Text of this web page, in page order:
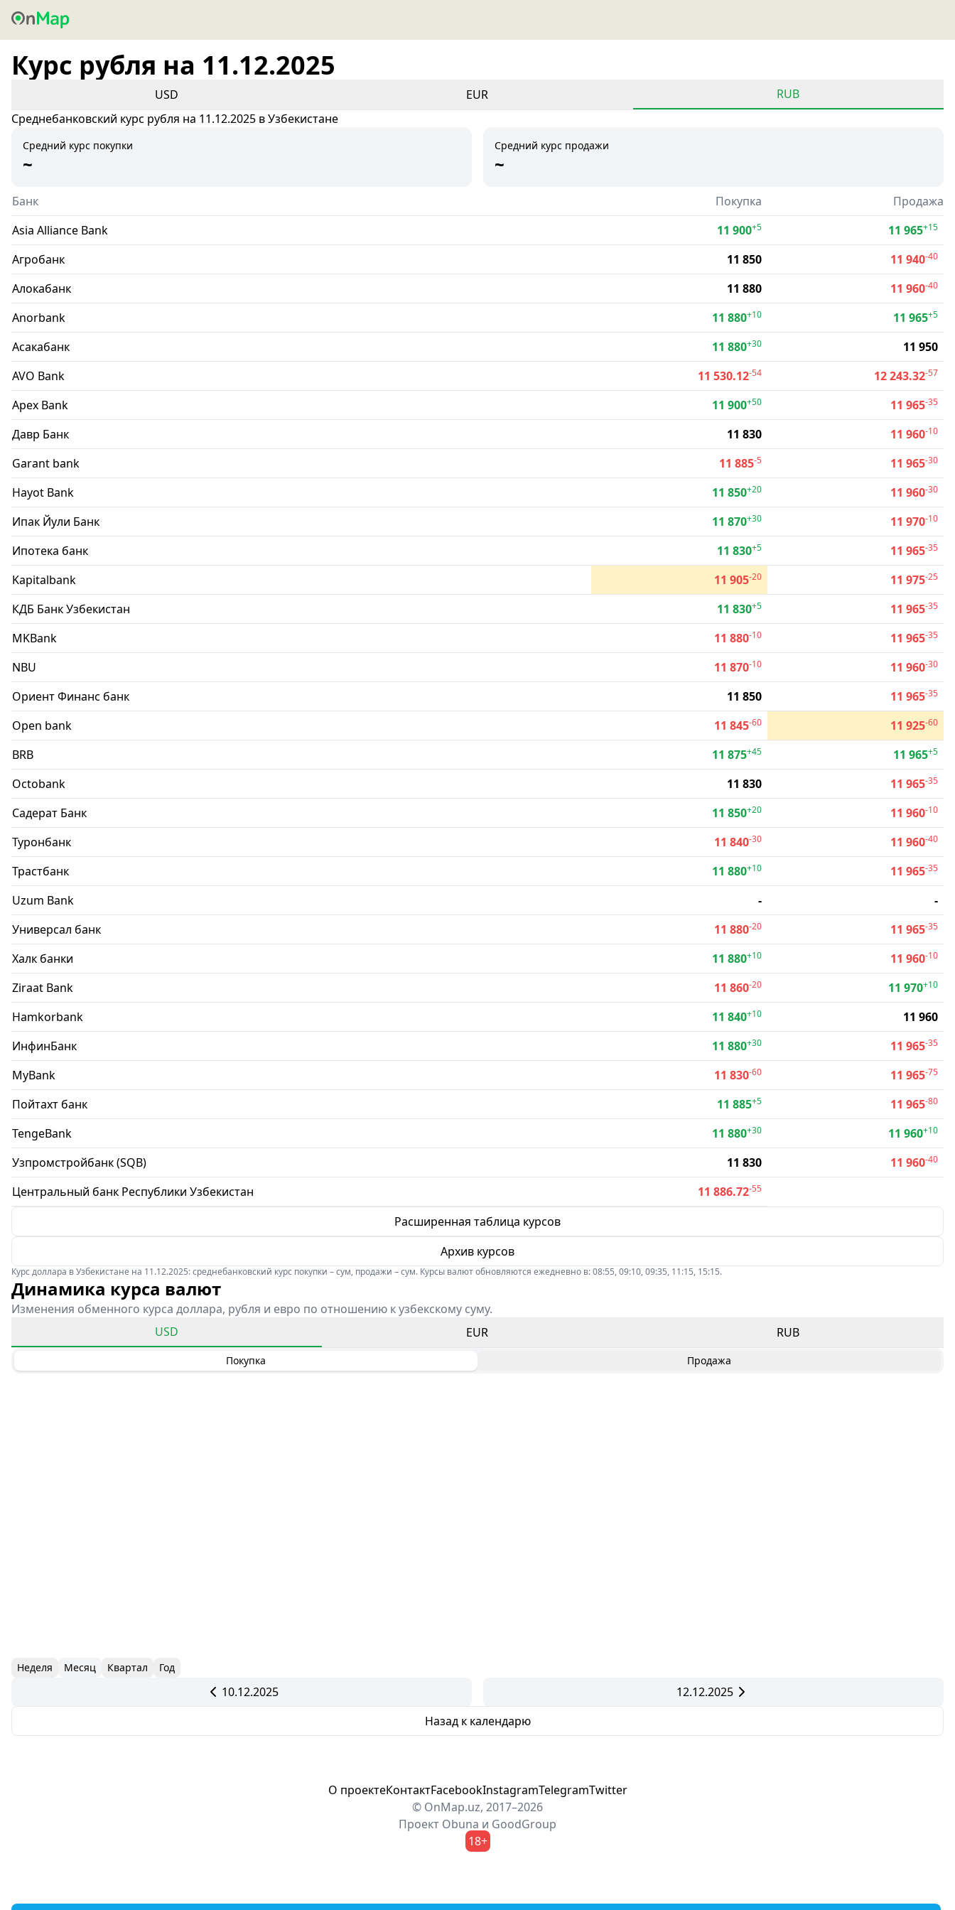
Курс рубля на 11.12.2025
USD EUR
RUB
Среднебанковский курс рубля на 11.12.2025 в Узбекистане
Средний курс покупки
~
Средний курс продажи
~
Банк Покупка
Продажа
Asia Alliance Bank
11 900+5 11 965+15
Агробанк 11 850 11 940-40
Алокабанк 11 880 11 960-40
Anorbank 11 880+10 11 965+5
Асакабанк 11 880+30
11 950
AVO Bank
11 530.12-54 12 243.32-57
Apex Bank 11 900+50 11 965-35
Давр Банк 11 830 11 960-10
Garant bank 11 885-5 11 965-30
Hayot Bank 11 850+20 11 960-30
Ипак Йули Банк 11 870+30 11 970-10
Ипотека банк 11 830+5 11 965-35
Kapitalbank 11 905-20 11 975-25
КДБ Банк Узбекистан 11 830+5 11 965-35
MKBank 11 880-10 11 965-35
NBU 11 870-10 11 960-30
Ориент Финанс банк 11 850 11 965-35
Open bank 11 845-60 11 925-60
BRB 11 875+45 11 965+5
Octobank 11 830 11 965-35
Садерат Банк 11 850+20 11 960-10
Туронбанк 11 840-30 11 960-40
Трастбанк 11 880+10 11 965-35
Uzum Bank -
-
Универсал банк
11 880-20 11 965-35
Халк банки 11 880+10 11 960-10
Ziraat Bank 11 860-20 11 970+10
Hamkorbank 11 840+10
11 960
ИнфинБанк
11 880+30 11 965-35
MyBank 11 830-60 11 965-75
Пойтахт банк 11 885+5 11 965-80
TengeBank 11 880+30 11 960+10
Узпромстройбанк (SQB) 11 830 11 960-40
Центральный банк Республики Узбекистан 11 886.72-55
Расширенная таблица курсов
Архив курсов
Курс доллара в Узбекистане на 11.12.2025: среднебанковский курс покупки – сум, продажи – сум. Курсы валют обновляются ежедневно в: 08:55, 09:10, 09:35, 11:15, 15:15.
Динамика курса валют
Изменения обменного курса доллара, рубля и евро по отношению к узбекскому суму.
USD
EUR RUB
Покупка Продажа
Неделя Месяц Квартал Год
10.12.2025
12.12.2025
Назад к календарю
О проектеКонтактFacebookInstagramTelegramTwitter
© OnMap.uz, 2017–2026
Проект Obuna и GoodGroup
18+